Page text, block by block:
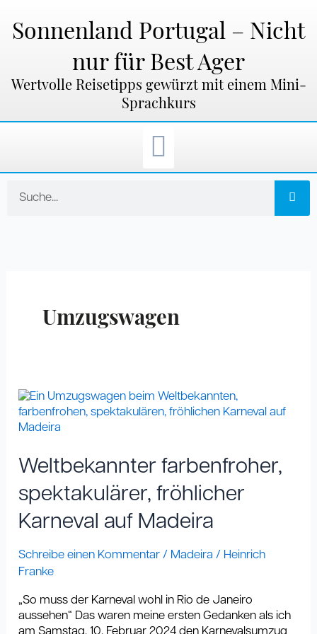
Inhalt
springen
Sonnenland Portugal – Nicht
nur für Best Ager
Wertvolle Reisetipps gewürzt mit einem Mini-
Sprachkurs
Umzugswagen
Weltbekannter farbenfroher,
spektakulärer, fröhlicher
Karneval auf Madeira
Schreibe einen Kommentar / Madeira / Heinrich
Franke
„So muss der Karneval wohl in Rio de Janeiro
aussehen“ Das waren meine ersten Gedanken als ich
am Samstag, 10. Februar 2024 den Karnevalsumzug
Weltbekannter
farbenfroher,
spektakulärer,
Karneval
auf
Madeira